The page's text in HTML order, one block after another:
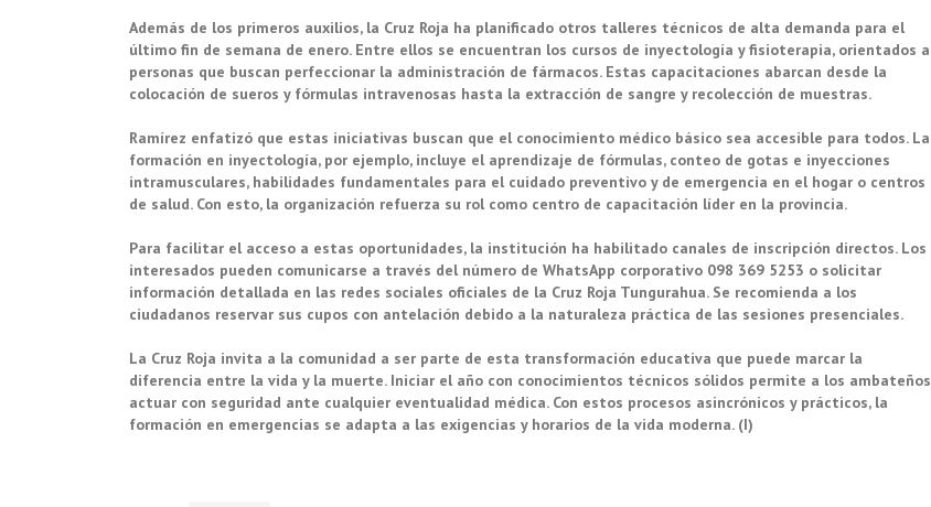
Además de los primeros auxilios, la Cruz Roja ha planificado otros talleres técnicos de alta demanda para el
último fin de semana de enero. Entre ellos se encuentran los cursos de inyectología y fisioterapia, orientados a
personas que buscan perfeccionar la administración de fármacos. Estas capacitaciones abarcan desde la
colocación de sueros y fórmulas intravenosas hasta la extracción de sangre y recolección de muestras.
Ramírez enfatizó que estas iniciativas buscan que el conocimiento médico básico sea accesible para todos. La
formación en inyectología, por ejemplo, incluye el aprendizaje de fórmulas, conteo de gotas e inyecciones
intramusculares, habilidades fundamentales para el cuidado preventivo y de emergencia en el hogar o centros
de salud. Con esto, la organización refuerza su rol como centro de capacitación líder en la provincia.
Para facilitar el acceso a estas oportunidades, la institución ha habilitado canales de inscripción directos. Los
interesados pueden comunicarse a través del número de WhatsApp corporativo 098 369 5253 o solicitar
información detallada en las redes sociales oficiales de la Cruz Roja Tungurahua. Se recomienda a los
ciudadanos reservar sus cupos con antelación debido a la naturaleza práctica de las sesiones presenciales.
La Cruz Roja invita a la comunidad a ser parte de esta transformación educativa que puede marcar la
diferencia entre la vida y la muerte. Iniciar el año con conocimientos técnicos sólidos permite a los ambateños
actuar con seguridad ante cualquier eventualidad médica. Con estos procesos asincrónicos y prácticos, la
formación en emergencias se adapta a las exigencias y horarios de la vida moderna. (I)